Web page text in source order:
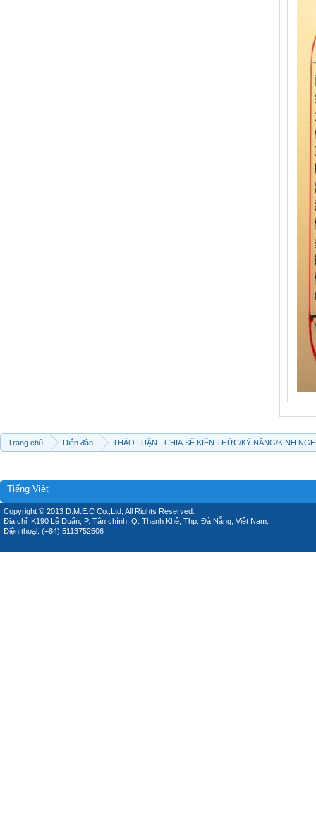
Trang chủ Diễn đàn THẢO LUẬN - CHIA SẼ KIẾN THỨC/KỸ NĂNG/KINH
Tiếng Việt
Copyright © 2013 D.M.E.C Co.,Ltd, All Rights Reserved.
Địa chỉ: K190 Lê Duẩn, P. Tân chính, Q. Thanh Khê, Thp. Đà Nẵng, Việt Nam.
Điện thoại: (+84) 5113752506